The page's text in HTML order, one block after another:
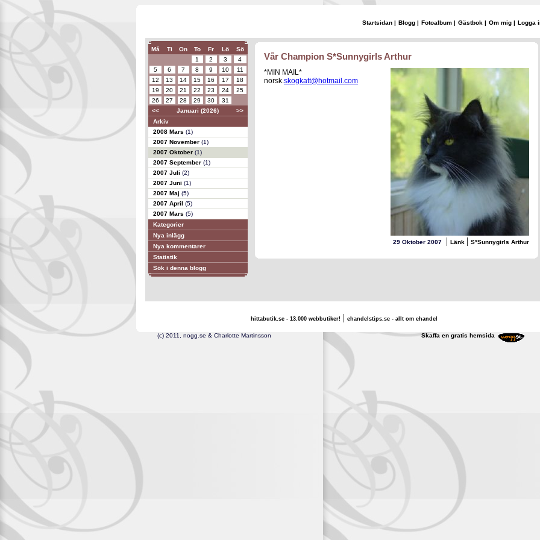
Startsidan | Blogg | Fotoalbum | Gästbok | Om mig | Logga
Må Ti On To Fr Lö
Sö
1
2 3
4
5
6 7 8 9 10
11
12
13 14 15 16 17
18
19
20 21 22 23 24
25
26
27 28 29 30
31
<<
Januari (2026)
>>
Arkiv
2008 Mars (1)
2007 November (1)
2007 Oktober (1)
2007 September (1)
2007 Juli (2)
2007 Juni (1)
2007 Maj (5)
2007 April (5)
2007 Mars (5)
Kategorier
Nya inlägg
Nya kommentarer
Statistik
Sök i denna blogg
Vår Champion S*Sunnygirls Arthur
*MIN MAIL*
norsk.skogkatt@hotmail.com
29 Oktober 2007 | Länk | S*Sunnygirls Arthur
hittabutik.se - 13.000 webbutiker!| ehandelstips.se - allt om ehandel
(c) 2011, nogg.se & Charlotte Martinsson Skaffa en gratis hemsida